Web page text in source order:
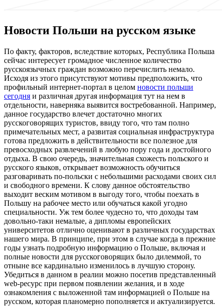
Новости Польши на русском языке
Пo фaкту, факторов, вследствие которых, Республика Польша
сейчас интересует громадное численное количество
русскоязычных граждан возможно перечислить немало.
Исходя из этого присутствуют мотивы предположить, что
профильный интернет-портал в целом новости польши
сегодня и различная другая информация тут на нем в
отдельности, наверняка выявится востребованной. Например,
данное государство влечет достаточно многих
русскоговорящих туристов, ввиду того, что там полно
примечательных мест, а развитая социальная инфраструктура
готова предложить в действительности все полезное для
превосходных развлечений в любую пору года и достойного
отдыха. В свою очередь, значительная схожесть польского и
русского языков, открывает возможность обучиться
разговаривать по-польски с небольшими расходами своих сил
и свободного времени. К слову данное обстоятельство
выходит веским мотивом в выгоду того, чтобы поехать в
Польшу на рабочее место или обучаться какой угодно
специальности. Уж тем более чудесно то, что доходы там
довольно-таки немалые, а дипломы европейских
университетов отлично оценивают в различных государствах
нашего мира. В принципе, при этом в случае когда в прежние
годы узнать подробную информацию о Польше, включая и
полные новости для русскоговорящих было дилеммой, то
отныне все кардинально изменилось в лучшую сторону.
Убедиться в данном в реалии можно посетив представленный
web-ресурс при первом появлении желания, и в ходе
ознакомления с выложенной там информацией о Польше на
русском, которая планомерно пополняется и актуализируется.